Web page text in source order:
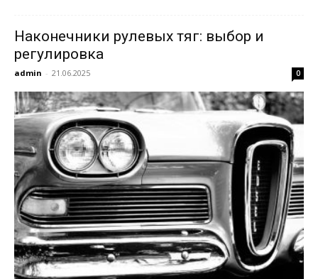
Наконечники рулевых тяг: выбор и
регулировка
admin - 21.06.2025 0